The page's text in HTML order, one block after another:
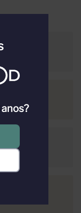
do Sul